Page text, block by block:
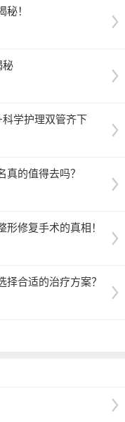
！
秘
学护理双管齐下
的值得去吗？
修复手术的真相！
合适的治疗方案？